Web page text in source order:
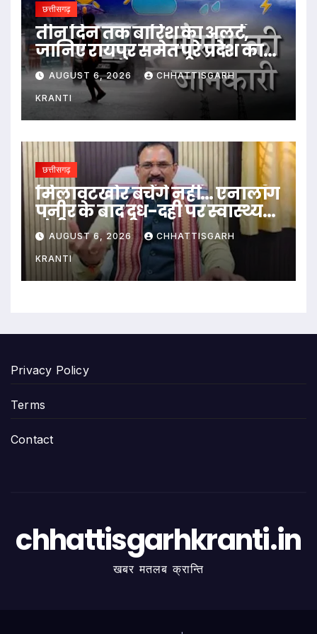
छत्तीसगढ़
तीन दिन तक बारिश का अलर्ट,
जानिए रायपुर समेत पूरे प्रदेश का
हाल…
AUGUST 6, 2026 CHHATTISGARH
KRANTI
छत्तीसगढ़
मिलावटखोर बचेंगे नहीं… एनालॉग
पनीर के बाद दूध-दही पर स्वास्थ्य
मंत्री का बड़ा बयान
AUGUST 6, 2026 CHHATTISGARH
KRANTI
Privacy Policy
Terms
Contact
chhattisgarhkranti.in
खबर मतलब क्रान्ति